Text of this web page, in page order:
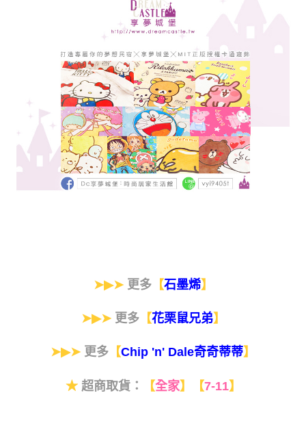
➤▶➤ 更多【石墨烯】
➤▶➤ 更多【花栗鼠兄弟】
➤▶➤ 更多 【Chip 'n' Dale奇奇蒂蒂】
★ 超商取貨： 【全家】 【7-11】